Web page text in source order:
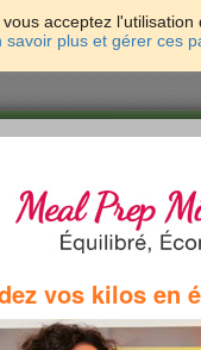
acceptez
savoir plus et gérer ces
& tests Forme & santé
Bons Plans
vos kilos en